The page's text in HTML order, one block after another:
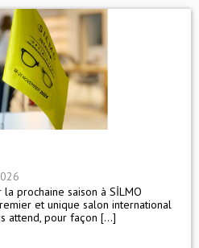
prochaine saison à SİLMO
et unique salon international
attend, pour façon [...]